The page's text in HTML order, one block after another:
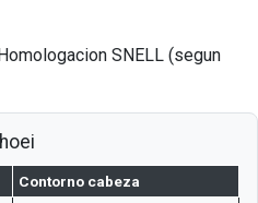
SNELL (segun
Contorno cabeza